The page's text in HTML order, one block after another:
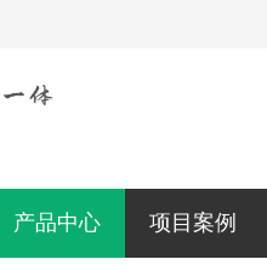
产品中心 项目案例